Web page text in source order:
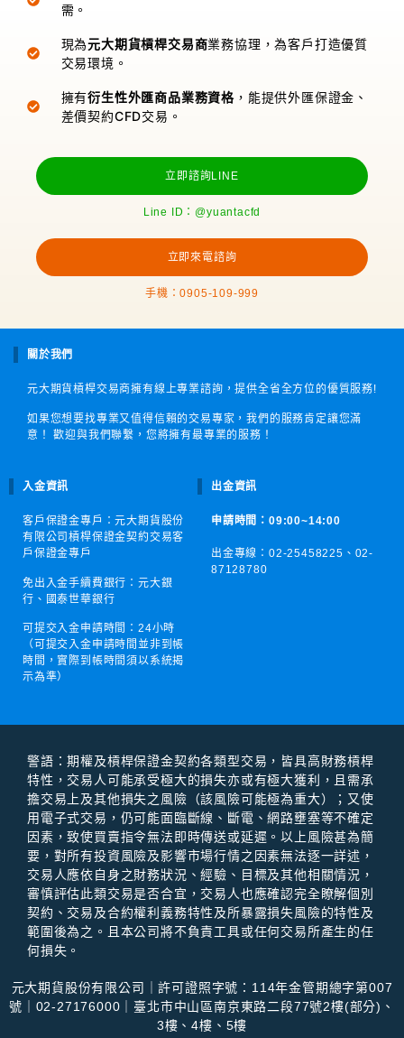
需。
現為元大期貨槓桿交易商業務協理，為客戶打造優質
交易環境。
擁有衍生性外匯商品業務資格，能提供外匯保證金、
差價契約CFD交易。
立即諮詢LINE
Line ID：@yuantacfd
立即來電諮詢
手機：0905-109-999
關於我們
元大期貨槓桿交易商擁有線上專業諮詢，提供全省全方位的優質服務!
如果您想要找專業又值得信賴的交易專家，我們的服務肯定讓您滿
意！ 歡迎與我們聯繫，您將擁有最專業的服務！
入金資訊
客戶保證金專戶：元大期貨股份
有限公司槓桿保證金契約交易客
戶保證金專戶
免出入金手續費銀行：元大銀
行、國泰世華銀行
可提交入金申請時間：24小時
（可提交入金申請時間並非到帳
時間，實際到帳時間須以系統揭
示為準）
出金資訊
申請時間：09:00~14:00
出金專線：02-25458225、 02-
87128780
警語：期權及槓桿保證⾦契約各類型交易，皆具⾼財務槓桿
特性，交易⼈可能承受極⼤的損失亦或有極⼤獲利，且需承
擔交易上及其他損失之風險（該風險可能極為重⼤）；⼜使
⽤電⼦式交易，仍可能⾯臨斷線、斷電、網路壅塞等不確定
因素，致使買賣指令無法即時傳送或延遲。以上風險甚為簡
要，對所有投資風險及影響市場⾏情之因素無法逐⼀詳述，
交易⼈應依⾃⾝之財務狀況、經驗、⽬標及其他相關情況，
審慎評估此類交易是否合宜，交易⼈也應確認完全瞭解個別
契約、交易及合約權利義務特性及所暴露損失風險的特性及
範圍後為之。且本公司將不負責⼯具或任何交易所產⽣的任
何損失。
元大期貨股份有限公司｜許可證照字號：114年金管期總字第007
號｜02-27176000｜臺北市中山區南京東路二段77號2樓(部分)、
3樓、4樓、5樓